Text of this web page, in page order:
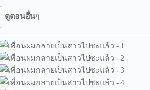
-
ดูตอนอื่นๆ
-